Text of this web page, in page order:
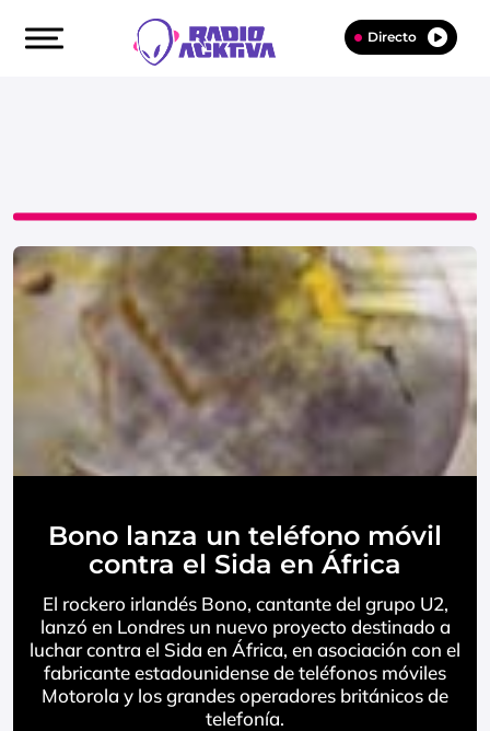
Directo
Bono lanza un teléfono móvil
contra el Sida en África
El rockero irlandés Bono, cantante del grupo U2,
lanzó en Londres un nuevo proyecto destinado a
luchar contra el Sida en África, en asociación con el
fabricante estadounidense de teléfonos móviles
Motorola y los grandes operadores británicos de
telefonía.